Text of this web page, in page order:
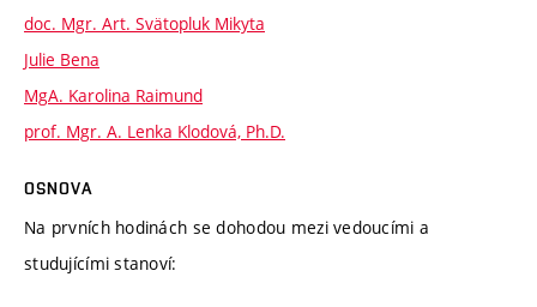
doc. Mgr. Art. Svätopluk Mikyta
Julie Bena
MgA. Karolina Raimund
prof. Mgr. A. Lenka Klodová, Ph.D.
OSNOVA
Na prvních hodinách se dohodou mezi vedoucími a
studujícími stanoví: